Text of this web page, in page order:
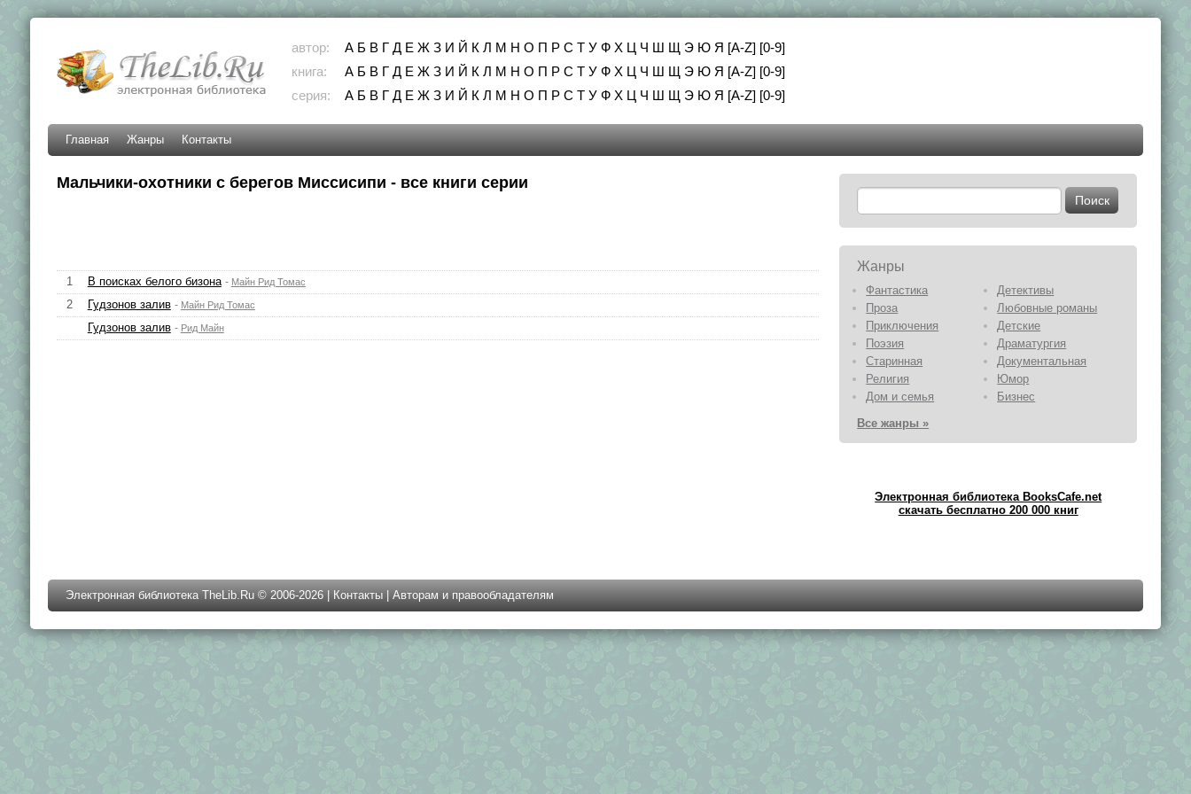
автор: А Б В Г Д Е Ж З И Й К Л М Н О П Р С Т У Ф Х Ц Ч Ш Щ Э Ю Я [A-Z] [0-9]
книга:
А Б В Г Д Е Ж З И Й К Л М Н О П Р С Т У Ф Х Ц Ч Ш Щ Э Ю Я [A-Z] [0-9]
серия:
А Б В Г Д Е Ж З И Й К Л М Н О П Р С Т У Ф Х Ц Ч Ш Щ Э Ю Я [A-Z] [0-9]
Главная Жанры Контакты
Мальчики-охотники с берегов Миссисипи - все книги серии
1 В поисках белого бизона - Майн Рид Томас
2 Гудзонов залив - Майн Рид Томас
Гудзонов залив - Рид Майн
Жанры
Фантастика
Детективы
Проза
Любовные романы
Приключения
Детские
Поэзия
Драматургия
Старинная
Документальная
Религия
Юмор
Дом и семья
Бизнес
Все жанры »
Электронная библиотека BooksCafe.net
скачать бесплатно 200 000 книг
Электронная библиотека TheLib.Ru © 2006-2026 | Контакты| Авторам и правообладателям